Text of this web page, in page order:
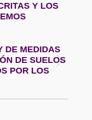
Y LOS
DE MEDIDAS
DE SUELOS
POR LOS